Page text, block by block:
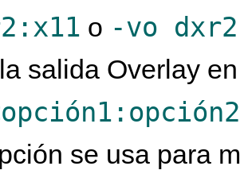
o -vo
salida Overlay
se usa para